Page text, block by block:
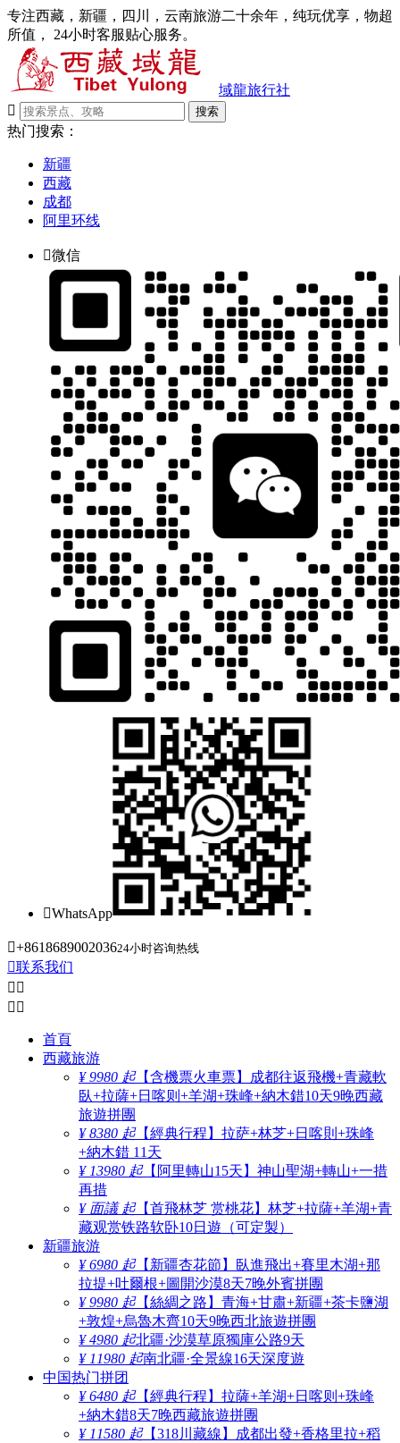
专注西藏，新疆，四川，云南旅游二十余年，纯玩优享，物超
所值， 24小时客服贴心服务。
域龍旅行社

搜索
热门搜索：
新疆
西藏
成都
阿里环线
微信
WhatsApp
+861868900203624小时咨询热线
联系我们
 
 
首頁
西藏旅游
¥ 9980 起【含機票火車票】成都往返飛機+青藏軟
臥+拉薩+日喀则+羊湖+珠峰+納木錯10天9晚西藏
旅遊拼團
¥ 8380 起【經典行程】拉萨+林芝+日喀則+珠峰
+納木錯 11天
¥ 13980 起【阿里轉山15天】神山聖湖+轉山+一措
再措
¥ 面議 起【首飛林芝 赏桃花】林芝+拉薩+羊湖+青
藏观赏铁路软卧10日遊（可定製）
新疆旅游
¥ 6980 起【新疆杏花節】臥進飛出+賽里木湖+那
拉提+吐爾根+圖開沙漠8天7晚外賓拼團
¥ 9980 起【絲綢之路】青海+甘肅+新疆+茶卡鹽湖
+敦煌+烏魯木齊10天9晚西北旅遊拼團
¥ 4980 起北疆·沙漠草原獨庫公路9天
¥ 11980 起南北疆·全景線16天深度遊
中国热门拼团
¥ 6480 起【經典行程】拉薩+羊湖+日喀则+珠峰
+納木錯8天7晚西藏旅遊拼團
¥ 11580 起【318川藏線】成都出發+香格里拉+稻